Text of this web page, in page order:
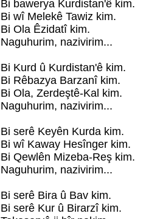
Bi bawerya Kurdistan'ê kim.
Bi wî Melekê Tawiz kim.
Bi Ola Êzidatî kim.
Naguhurim, nazivirim...
Bi Kurd û Kurdistan'ê kim.
Bi Rêbazya Barzanî kim.
Bi Ola, Zerdeştê-Kal kim.
Naguhurim, nazivirim...
Bi serê Keyên Kurda kim.
Bi wî Kaway Hesînger kim.
Bi Qewlên Mizeba-Reş kim.
Naguhurim, nazivirim...
Bi serê Bira û Bav kim.
Bi serê Kur û Birarzî kim.